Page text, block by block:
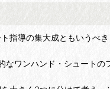
指導の集大成ともいう
なワンハンド・シュートの